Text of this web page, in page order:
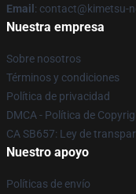
Email : contact@kimetsu-
Nuestra empresa
Sobre nosotros
Términos y condiciones
Política de privacidad
DMCA - Política de
CA SB657: Ley de
Nuestro apoyo
Políticas de envío